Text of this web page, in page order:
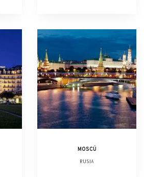
MOSCÚ
RUSIA